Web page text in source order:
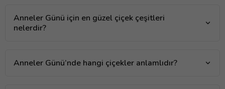
Anneler Günü için en güzel çiçek çeşitleri
nelerdir?
Anneler Günü’nde hangi çiçekler anlamlıdır?